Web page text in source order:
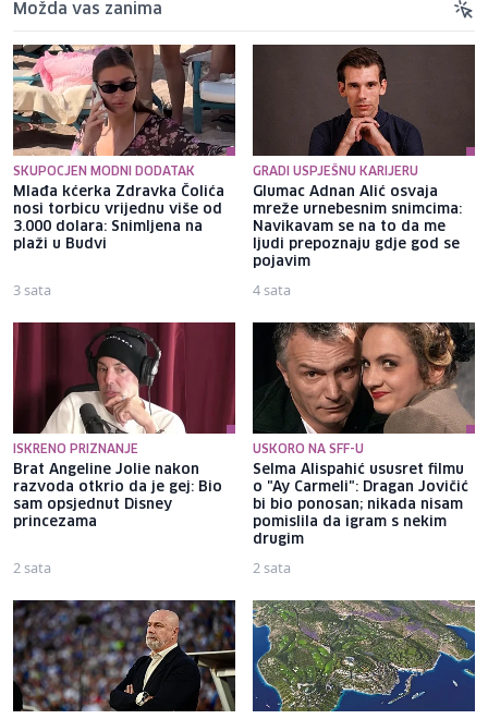
Možda vas zanima
SKUPOCJEN MODNI DODATAK
Mlađa kćerka Zdravka Čolića
nosi torbicu vrijednu više od
3.000 dolara: Snimljena na
plaži u Budvi
3 sata
GRADI USPJEŠNU KARIJERU
Glumac Adnan Alić osvaja
mreže urnebesnim snimcima:
Navikavam se na to da me
ljudi prepoznaju gdje god se
pojavim
4 sata
ISKRENO PRIZNANJE
Brat Angeline Jolie nakon
razvoda otkrio da je gej: Bio
sam opsjednut Disney
princezama
2 sata
USKORO NA SFF-U
Selma Alispahić ususret filmu
o "Ay Carmeli": Dragan Jovičić
bi bio ponosan; nikada nisam
pomislila da igram s nekim
drugim
2 sata